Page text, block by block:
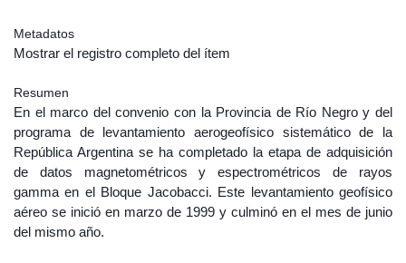
Metadatos
Mostrar el registro completo del ítem
Resumen
En el marco del convenio con la Provincia de Río Negro y del
programa de levantamiento aerogeofísico sistemático de la
República Argentina se ha completado la etapa de adquisición
de datos magnetométricos y espectrométricos de rayos
gamma en el Bloque Jacobacci. Este levantamiento geofísico
aéreo se inició en marzo de 1999 y culminó en el mes de junio
del mismo año.